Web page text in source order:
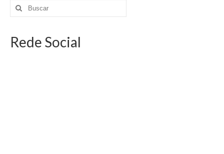
Rede Social